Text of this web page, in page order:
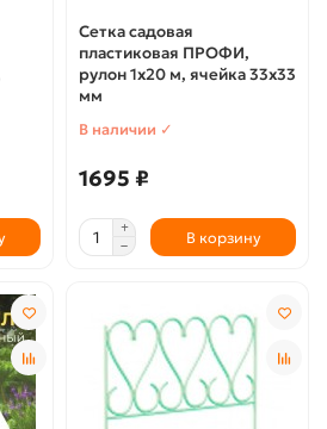
Сетка садовая
пластиковая ПРОФИ,
рулон 1х20 м, ячейка 33х33
мм
В наличии ✓
1695 ₽
В корзину